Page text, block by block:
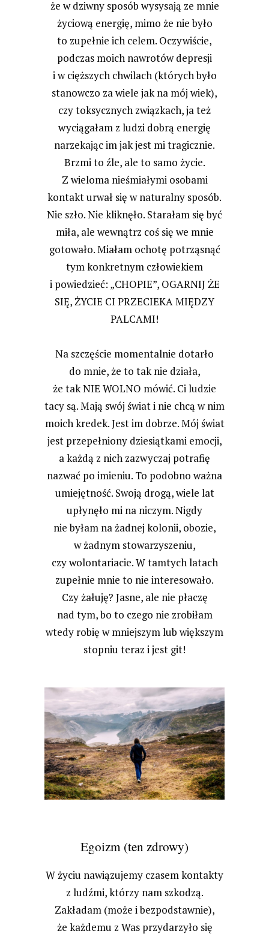
że w dziwny sposób wysysają ze mnie
życiową energię, mimo że nie było
to zupełnie ich celem. Oczywiście,
podczas moich nawrotów depresji
i w cięższych chwilach (których było
stanowczo za wiele jak na mój wiek),
czy toksycznych związkach, ja też
wyciągałam z ludzi dobrą energię
narzekając im jak jest mi tragicznie.
Brzmi to źle, ale to samo życie.
Z wieloma nieśmiałymi osobami
kontakt urwał się w naturalny sposób.
Nie szło. Nie kliknęło. Starałam się być
miła, ale wewnątrz coś się we mnie
gotowało. Miałam ochotę potrząsnąć
tym konkretnym człowiekiem
i powiedzieć: „CHOPIE”, OGARNIJ ŻE
SIĘ, ŻYCIE CI PRZECIEKA MIĘDZY
PALCAMI!
Na szczęście momentalnie dotarło
do mnie, że to tak nie działa,
że takNIE WOLNO mówić. Ci ludzie
tacy są. Mają swój świat i nie chcą w nim
moich kredek. Jest im dobrze. Mój świat
jest przepełniony dziesiątkami emocji,
a każdą z nich zazwyczaj potrafię
nazwać po imieniu. To podobno ważna
umiejętność. Swoją drogą, wiele lat
upłynęło mi na niczym. Nigdy
nie byłam na żadnej kolonii, obozie,
w żadnym stowarzyszeniu,
czy wolontariacie. W tamtych latach
zupełnie mnie to nie interesowało.
Czy żałuję? Jasne, ale nie płaczę
nad tym, bo to czego nie zrobiłam
wtedy robię w mniejszym lub większym
stopniu teraz i jest git!
Egoizm (ten zdrowy)
W życiu nawiązujemy czasem kontakty
z ludźmi, którzy nam szkodzą.
Zakładam (może i bezpodstawnie),
że każdemu z Was przydarzyło się